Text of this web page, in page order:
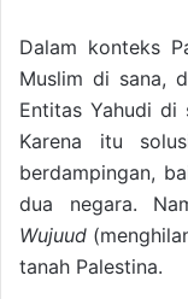
Dalam konteks
Muslim di sana,
Entitas Yahudi di
Karena itu
berdampingan,
dua negara.
Wujuud
tanah Palestina.